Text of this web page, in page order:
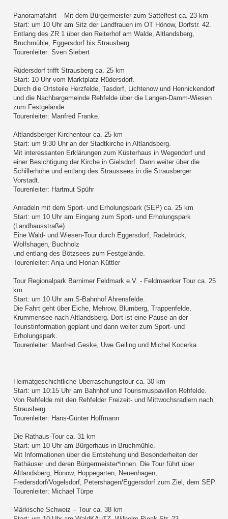
Panoramafahrt – Mit dem Bürgermeister zum Sattelfest ca. 23 km
Start: um 10 Uhr am Sitz der Landfrauen im OT Hönow, Dorfstr. 42.
Entlang des ZR 1 über den Reiterhof am Walde, Altlandsberg,
Bruchmühle, Eggersdorf bis Strausberg.
Tourenleiter: Sven Siebert
Rüdersdorf trifft Strausberg ca. 25 km
Start: 10 Uhr vom Marktplatz Rüdersdorf.
Durch die Ortsteile Herzfelde, Tasdorf, Lichtenow und Hennickendorf
und die Nachbargemeinde Rehfelde über die Langen-Damm-Wiesen
zum Festgelände.
Tourenleiter: Manfred Franke.
Altlandsberger Kirchentour ca. 25 km
Start: um 9:30 Uhr an der Stadtkirche in Altlandsberg.
Mit interessanten Erklärungen zum Küsterhaus in Wegendorf und
einer Besichtigung der Kirche in Gielsdorf. Dann weiter über die
Schillerhöhe und entlang des Straussees in die Strausberger
Vorstadt.
Tourenleiter: Hartmut Spühr
Anradeln mit dem Sport- und Erholungspark (SEP) ca. 25 km
Start: um 10 Uhr am Eingang zum Sport- und Erholungspark
(Landhausstraße).
Eine Wald- und Wiesen-Tour durch Eggersdorf, Radebrück,
Wolfshagen, Buchholz
und entlang des Bötzsees zum Festgelände.
Tourenleiter: Anja und Florian Küttler
Tour Regionalpark Barnimer Feldmark e.V. - Feldmaerker Tour ca. 25
km
Start: um 10 Uhr am S-Bahnhof Ahrensfelde.
Die Fahrt geht über Eiche, Mehrow, Blumberg, Trappenfelde,
Krummensee nach Altlandsberg. Dort ist eine Pause an der
Touristinformation geplant und dann weiter zum Sport- und
Erholungspark.
Tourenleiter: Manfred Geske, Uwe Geiling und Michel Kocerka
Heimatgeschichtliche Überraschungstour ca. 30 km
Start: um 10:15 Uhr am Bahnhof und Tourismuspavillon Rehfelde.
Von Rehfelde mit den Rehfelder Freizeit- und Mittwochsradlern nach
Strausberg.
Tourenleiter: Hans-Günter Hoffmann
Die Rathaus-Tour ca. 31 km
Start: um 10 Uhr am Bürgerhaus in Bruchmühle.
Mit Informationen über die Entstehung und Besonderheiten der
Rathäuser und deren Bürgermeister*innen. Die Tour führt über
Altlandsberg, Hönow, Hoppegarten, Neuenhagen,
Fredersdorf/Vogelsdorf, Petershagen/Eggersdorf zum Ziel, dem SEP.
Tourenleiter: Michael Türpe
Märkische Schweiz – Tour ca. 38 km